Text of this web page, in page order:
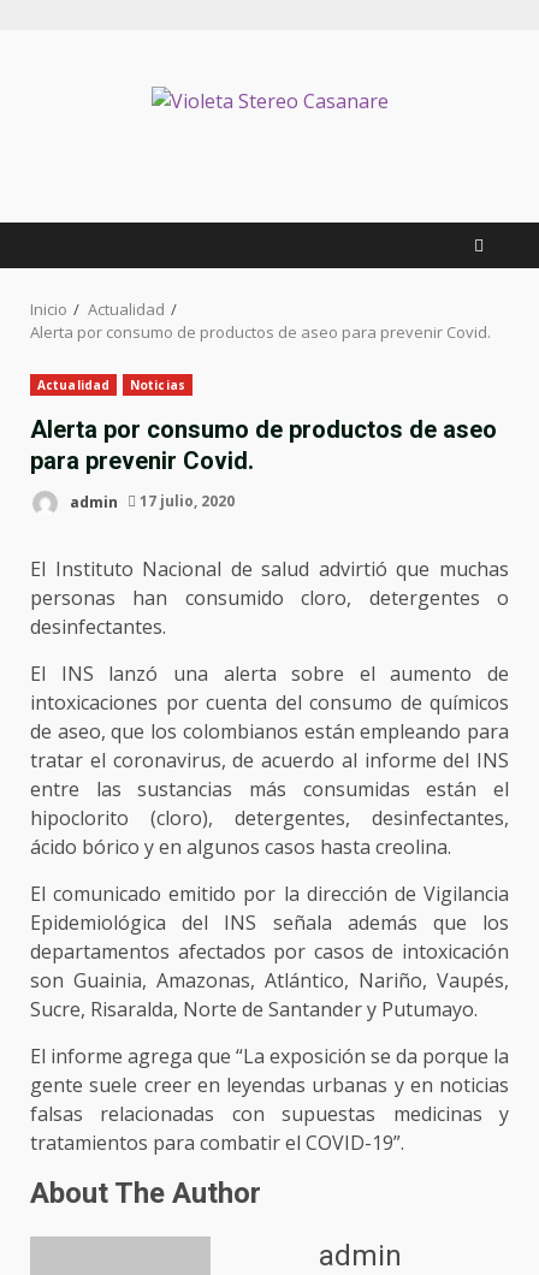
Inicio
Actualidad
Alerta por consumo de productos de aseo para prevenir Covid.
Actualidad Noticias
Alerta por consumo de productos de aseo
para prevenir Covid.
admin 17 julio, 2020
El Instituto Nacional de salud advirtió que muchas
personas han consumido cloro, detergentes o
desinfectantes.
El INS lanzó una alerta sobre el aumento de
intoxicaciones por cuenta del consumo de químicos
de aseo, que los colombianos están empleando para
tratar el coronavirus, de acuerdo al informe del INS
entre las sustancias más consumidas están el
hipoclorito (cloro), detergentes, desinfectantes,
ácido bórico y en algunos casos hasta creolina.
El comunicado emitido por la dirección de Vigilancia
Epidemiológica del INS señala además que los
departamentos afectados por casos de intoxicación
son Guainia, Amazonas, Atlántico, Nariño, Vaupés,
Sucre, Risaralda, Norte de Santander y Putumayo.
El informe agrega que “La exposición se da porque la
gente suele creer en leyendas urbanas y en noticias
falsas relacionadas con supuestas medicinas y
tratamientos para combatir el COVID-19”.
About The Author
admin